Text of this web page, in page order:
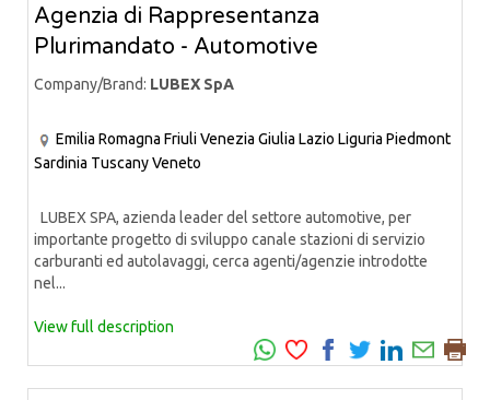
Agenzia di Rappresentanza
Plurimandato - Automotive
Company/Brand: LUBEX SpA
Emilia Romagna Friuli Venezia Giulia Lazio Liguria Piedmont
Sardinia TuscanyVeneto
LUBEX SPA, azienda leader del settore automotive, per
importante progetto di sviluppo canale stazioni di servizio
carburanti ed autolavaggi, cerca agenti/agenzie introdotte
nel...
View full description